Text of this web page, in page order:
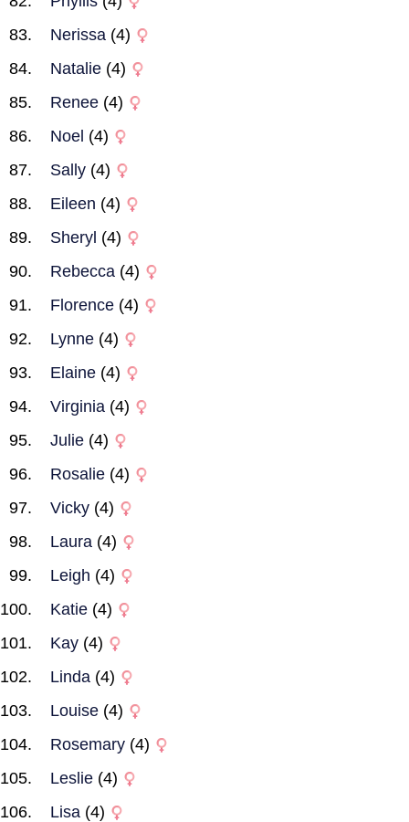
Nerissa (4)
Natalie (4)
Renee (4)
Noel (4)
Sally (4)
Eileen (4)
Sheryl (4)
Rebecca (4)
Florence (4)
Lynne (4)
Elaine (4)
Virginia (4)
Julie (4)
Rosalie (4)
Vicky (4)
Laura (4)
Leigh (4)
Katie (4)
Kay (4)
Linda (4)
Louise (4)
Rosemary (4)
Leslie (4)
Lisa (4)